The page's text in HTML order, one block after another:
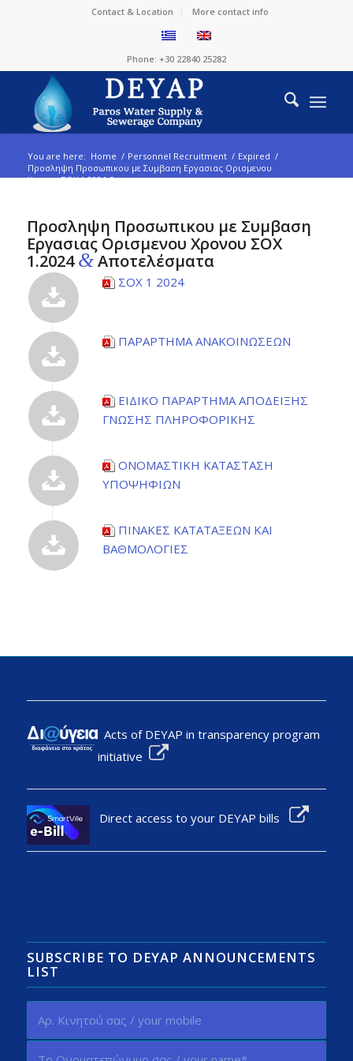
Contact & Location More contact info
Phone: +30 22840 25282
You are here: Home / Personnel Recruitment / Expired /
Προσληψη Προσωπικου με Συμβαση Εργασιας Ορισμενου
Χρονου ΣΟΧ 1.2024 &...
Προσληψη Προσωπικου με Συμβαση
Εργασιας Ορισμενου Χρονου ΣΟΧ
1.2024&Αποτελέσματα
ΣΟΧ 1 2024
ΠΑΡΑΡΤΗΜΑ ΑΝΑΚΟΙΝΩΣΕΩΝ
ΕΙΔΙΚΟ ΠΑΡΑΡΤΗΜΑ ΑΠΟΔΕΙΞΗΣ
ΓΝΩΣΗΣ ΠΛΗΡΟΦΟΡΙΚΗΣ
ΟΝΟΜΑΣΤΙΚΗ ΚΑΤΑΣΤΑΣΗ
ΥΠΟΨΗΦΙΩΝ
ΠΙΝΑΚΕΣ ΚΑΤΑΤΑΞΕΩΝ ΚΑΙ
ΒΑΘΜΟΛΟΓΙΕΣ
Acts of DEYAP in transparency program
initiative
Direct access to your DEYAP bills
SUBSCRIBE TO DEYAP ANNOUNCEMENTS
LIST